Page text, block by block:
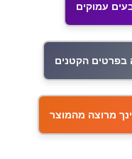
עמוקים
בפרטים הקטנים
מרוצה מהמוצר